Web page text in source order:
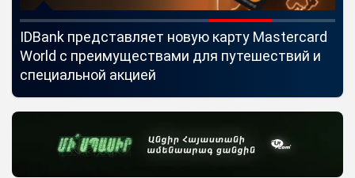
IDBank представляет новую карту Mastercard
World с преимуществами для путешествий и
специальной акцией